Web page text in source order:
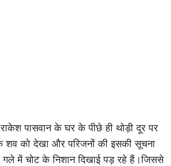
पासवान के घर के पीछे ही थोड़ी दूर पर
शव को देखा और परिजनों की इसकी सूचना
गले में चोट के निशान दिखाई पड़ रहे हैं।जिससे